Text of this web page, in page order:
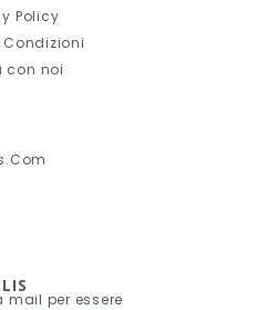
Policy
Condizioni
con noi
mail per essere